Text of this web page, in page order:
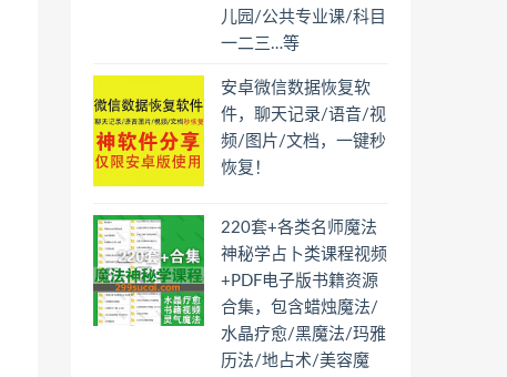
儿园/公共专业课/科目
一二三…等
安卓微信数据恢复软
件，聊天记录/语音/视
频/图片/文档，一键秒
恢复！
220套+各类名师魔法
神秘学占卜类课程视频
+PDF电子版书籍资源
合集，包含蜡烛魔法/
水晶疗愈/黑魔法/玛雅
历法/地占术/美容魔